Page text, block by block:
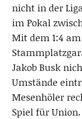
nicht in der
im Pokal
Mit dem 1:4
Jakob Busk
Umstände
Mesenhöler
Spiel für